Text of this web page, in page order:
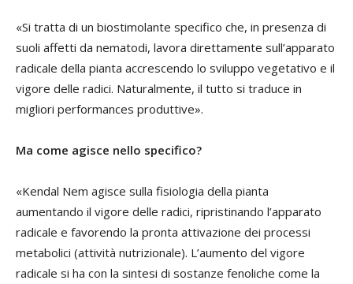
«Si tratta di un biostimolante specifico che, in presenza di
suoli affetti da nematodi, lavora direttamente sull’apparato
radicale della pianta accrescendo lo sviluppo vegetativo e il
vigore delle radici. Naturalmente, il tutto si traduce in
migliori performances produttive».
Ma come agisce nello specifico?
«Kendal Nem agisce sulla fisiologia della pianta
aumentando il vigore delle radici, ripristinando l’apparato
radicale e favorendo la pronta attivazione dei processi
metabolici (attività nutrizionale). L’aumento del vigore
radicale si ha con la sintesi di sostanze fenoliche come la